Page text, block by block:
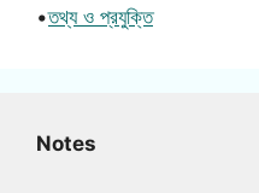
•তথ্য ও প্রযুক্তি
Notes